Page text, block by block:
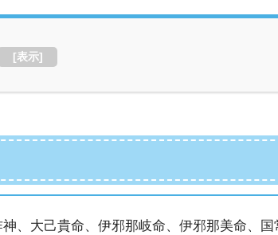
[表示]
、大己貴命、伊邪那岐命、伊邪那美命、国